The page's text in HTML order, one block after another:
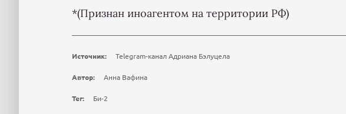
*(Признан иноагентом на территории РФ)
Источник: Telegram-канал Адриана Бэлуцела
Автор: Анна Вафина
Тег: Би-2